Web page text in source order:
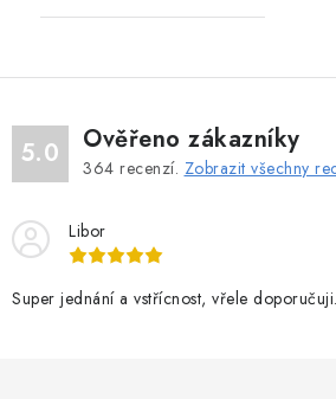
5.0 Ověřeno zákazníky
364 recenzí. Zobrazit všechny
Libor
Super jednání a vstřícnost, vřele doporučuji.